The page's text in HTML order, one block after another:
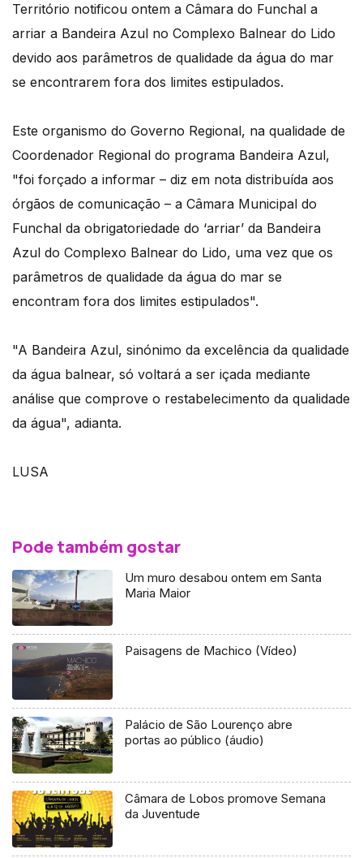
Território notificou ontem a Câmara do Funchal a
arriar a Bandeira Azul no Complexo Balnear do Lido
devido aos parâmetros de qualidade da água do mar
se encontrarem fora dos limites estipulados.
Este organismo do Governo Regional, na qualidade de
Coordenador Regional do programa Bandeira Azul,
"foi forçado a informar – diz em nota distribuída aos
órgãos de comunicação – a Câmara Municipal do
Funchal da obrigatoriedade do ‘arriar’ da Bandeira
Azul do Complexo Balnear do Lido, uma vez que os
parâmetros de qualidade da água do mar se
encontram fora dos limites estipulados".
"A Bandeira Azul, sinónimo da excelência da qualidade
da água balnear, só voltará a ser içada mediante
análise que comprove o restabelecimento da qualidade
da água", adianta.
LUSA
Pode também gostar
Um muro desabou ontem em Santa
Maria Maior
Paisagens de Machico (Vídeo)
Palácio de São Lourenço abre
portas ao público (áudio)
Câmara de Lobos promove Semana
da Juventude